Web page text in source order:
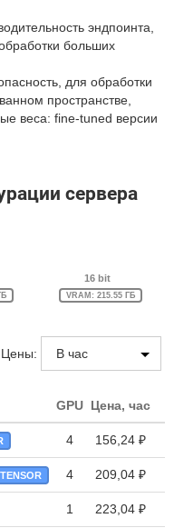
эндпоинта,
больших
для обработки
пространстве,
веса: fine-tuned версии
сервера
16 bit
VRAM: 215.55 ГБ
Цены:
GPU Цена, час
4 156,24 ₽
TENSOR 4 209,04 ₽
1 223,04 ₽